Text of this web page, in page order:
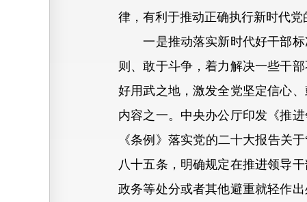
律，有利于推动正确执行新时代
一是推动落实新时代好干部标
则、敢于斗争，着力解决一些干
好用武之地，激发全党坚定信心
内容之一。中央办公厅印发《推
《条例》落实党的二十大报告关
八十五条，明确规定在推进领导
政务等处分或者其他避重就轻作